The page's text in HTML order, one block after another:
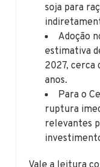
soja para
Adoção
estimativa
2027, cerca
anos.
Para o
ruptura
relevantes